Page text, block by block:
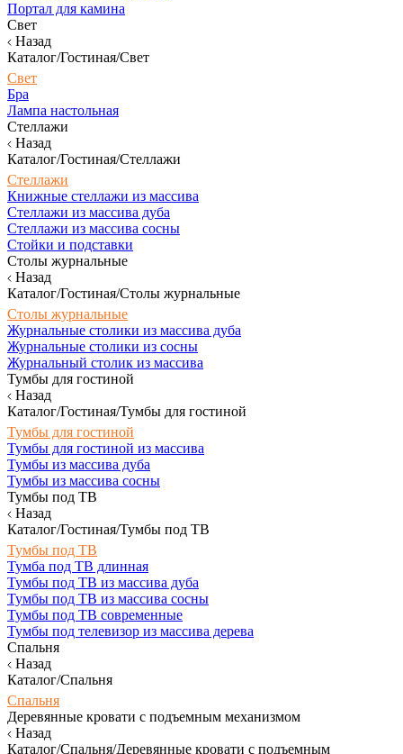
Портал для камина
Свет
Назад
Каталог/Гостиная/Свет
Свет
Бра
Лампа настольная
Стеллажи
Назад
Каталог/Гостиная/Стеллажи
Стеллажи
Книжные стеллажи из массива
Стеллажи из массива дуба
Стеллажи из массива сосны
Стойки и подставки
Столы журнальные
Назад
Каталог/Гостиная/Столы журнальные
Столы журнальные
Журнальные столики из массива дуба
Журнальные столики из сосны
Журнальный столик из массива
Тумбы для гостиной
Назад
Каталог/Гостиная/Тумбы для гостиной
Тумбы для гостиной
Тумбы для гостиной из массива
Тумбы из массива дуба
Тумбы из массива сосны
Тумбы под ТВ
Назад
Каталог/Гостиная/Тумбы под ТВ
Тумбы под ТВ
Тумба под ТВ длинная
Тумбы под ТВ из массива дуба
Тумбы под ТВ из массива сосны
Тумбы под ТВ современные
Тумбы под телевизор из массива дерева
Спальня
Назад
Каталог/Спальня
Спальня
Деревянные кровати с подъемным механизмом
Назад
Каталог/Спальня/Деревянные кровати с подъемным